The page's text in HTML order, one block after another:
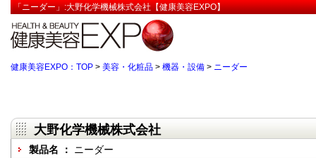
「ニーダー」:大野化学機械株式会社【健康美容EXPO】
健康美容EXPO：TOP > 美容・化粧品 > 機器・設備 > ニーダー
大野化学機械株式会社
製品名 ： ニーダー